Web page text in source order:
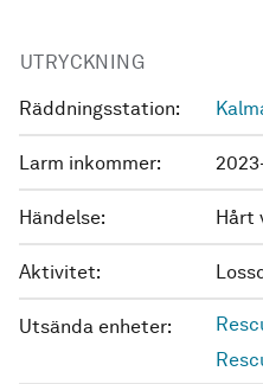
UTRYCKNING
Räddningsstation:
Larm inkommer:
Händelse: Hårt
Aktivitet:
Utsända enheter: